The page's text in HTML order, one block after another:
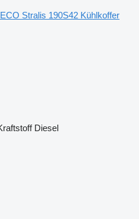
Stralis 190S42 Kühlkoffer
Diesel